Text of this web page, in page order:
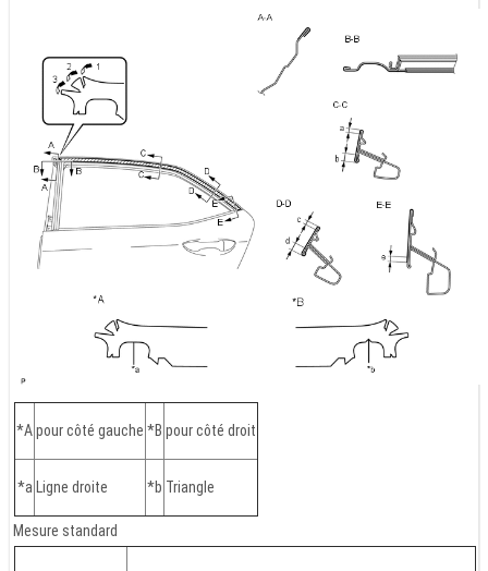
*Apour côté gauche *B pour côté droit
*a Ligne droite *b Triangle
Mesure standard